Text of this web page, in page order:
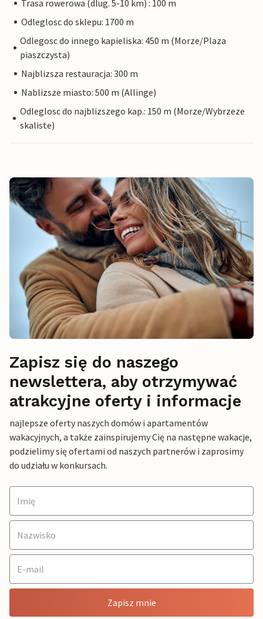
Trasa rowerowa (dlug. 5-10 km) : 100 m
Odleglosc do sklepu: 1700 m
Odlegosc do innego kapieliska: 450 m (Morze/Plaza
piaszczysta)
Najblizsza restauracja: 300 m
Nablizsze miasto: 500 m (Allinge)
Odleglosc do najblizszego kap.: 150 m (Morze/Wybrzeze
skaliste)
Zapisz się do naszego
newslettera, aby otrzymywać
atrakcyjne oferty i informacje
najlepsze oferty naszych domów i apartamentów
wakacyjnych, a także zainspirujemy Cię na następne wakacje,
podzielimy się ofertami od naszych partnerów i zaprosimy
do udziału w konkursach.
Zapisz mnie